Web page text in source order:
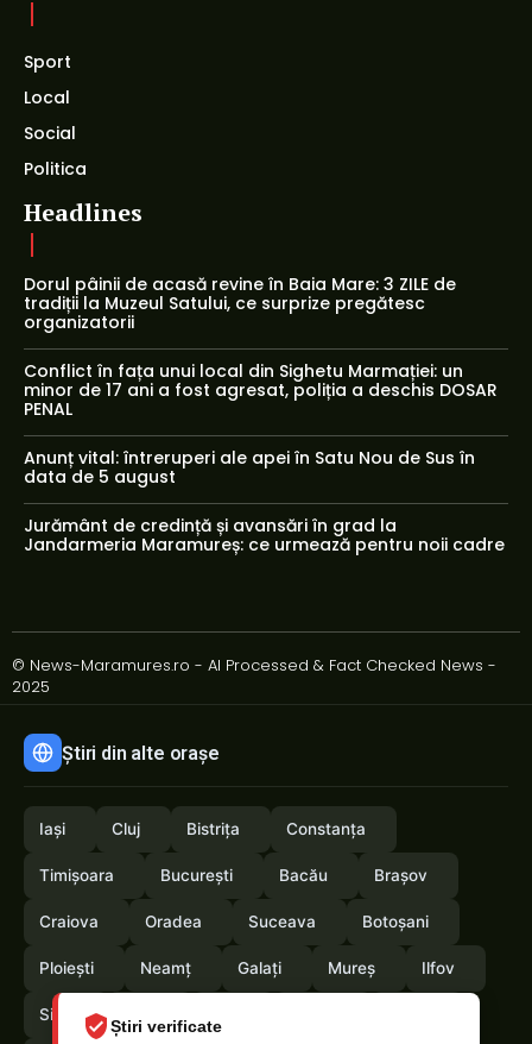
Știri verificate
Sport
Local
Social
Politica
Headlines
Dorul pâinii de acasă revine în Baia Mare: 3 ZILE de
tradiții la Muzeul Satului, ce surprize pregătesc
organizatorii
Conflict în fața unui local din Sighetu Marmației: un
minor de 17 ani a fost agresat, poliția a deschis DOSAR
PENAL
Anunț vital: întreruperi ale apei în Satu Nou de Sus în
data de 5 august
Jurământ de credință și avansări în grad la
Jandarmeria Maramureș: ce urmează pentru noii cadre
© News-Maramures.ro - AI Processed & Fact Checked News -
2025
Știri din alte orașe
Iași Cluj Bistrița Constanța
Timișoara București Bacău Brașov
Craiova Oradea Suceava Botoșani
Ploiești Neamț Galați Mureș Ilfov
Sibiu